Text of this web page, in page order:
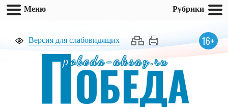
Версия для слабовидящих 16+
pobeda-aksay.ru
ПОБЕДА
Меню Рубрики